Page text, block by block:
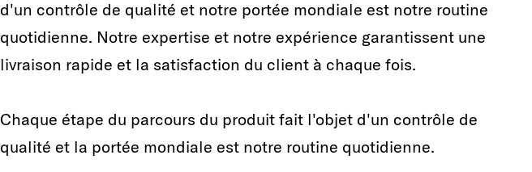
d'un contrôle de qualité et notre portée mondiale est notre routine
quotidienne. Notre expertise et notre expérience garantissent une
livraison rapide et la satisfaction du client à chaque fois.
Chaque étape du parcours du produit fait l'objet d'un contrôle de
qualité et la portée mondiale est notre routine quotidienne.